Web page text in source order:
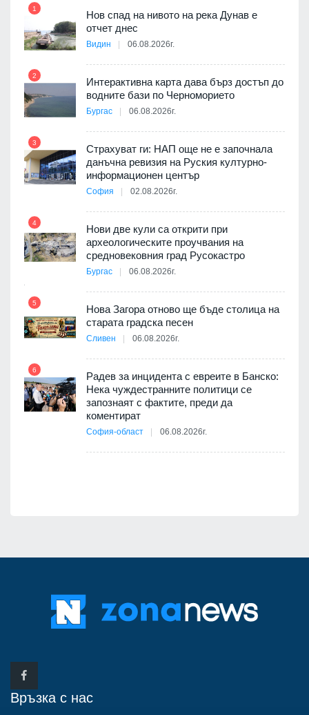
1
Нов спад на нивото на река Дунав е
отчет днес
Видин 06.08.2026г.
2
Интерактивна карта дава бърз достъп до
водните бази по Черноморието
Бургас 06.08.2026г.
3
Страхуват ги: НАП още не е започнала
данъчна ревизия на Руския културно-
информационен център
София 02.08.2026г.
4
Нови две кули са открити при
археологическите проучвания на
средновековния град Русокастро
Бургас 06.08.2026г.
5
Нова Загора отново ще бъде столица на
старата градска песен
Сливен 06.08.2026г.
6
Радев за инцидента с евреите в Банско:
Нека чуждестранните политици се
запознаят с фактите, преди да
коментират
София-област 06.08.2026г.
Връзка с нас